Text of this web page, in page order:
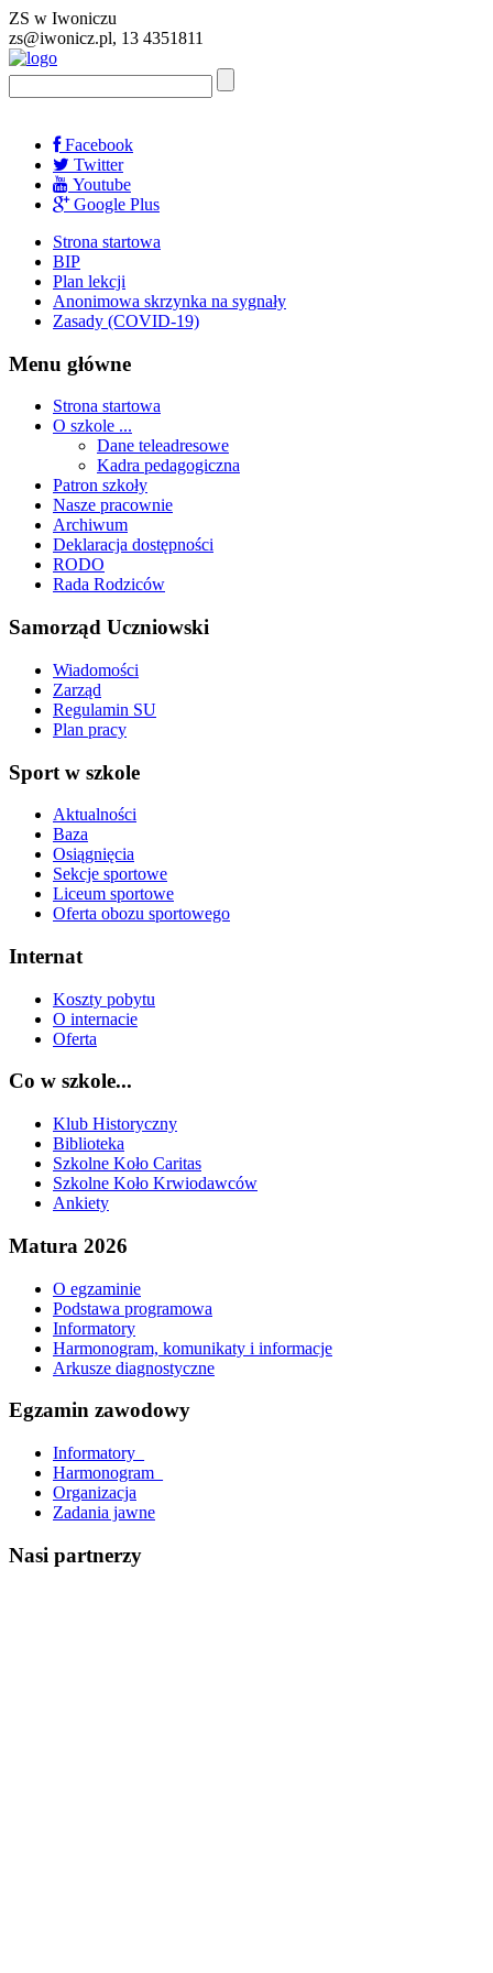
ZS w Iwoniczu
zs@iwonicz.pl, 13 4351811
Facebook
Twitter
Youtube
Google Plus
Strona startowa
BIP
Plan lekcji
Anonimowa skrzynka na sygnały
Zasady (COVID-19)
Menu główne
Strona startowa
O szkole ...
Dane teleadresowe
Kadra pedagogiczna
Patron szkoły
Nasze pracownie
Archiwum
Deklaracja dostępności
RODO
Rada Rodziców
Samorząd Uczniowski
Wiadomości
Zarząd
Regulamin SU
Plan pracy
Sport w szkole
Aktualności
Baza
Osiągnięcia
Sekcje sportowe
Liceum sportowe
Oferta obozu sportowego
Internat
Koszty pobytu
O internacie
Oferta
Co w szkole...
Klub Historyczny
Biblioteka
Szkolne Koło Caritas
Szkolne Koło Krwiodawców
Ankiety
Matura 2026
O egzaminie
Podstawa programowa
Informatory
Harmonogram, komunikaty i informacje
Arkusze diagnostyczne
Egzamin zawodowy
Informatory_
Harmonogram_
Organizacja
Zadania jawne
Nasi partnerzy